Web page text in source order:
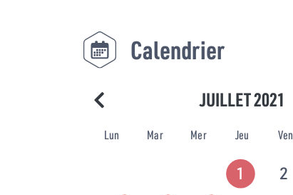
Calendrier
JUILLET 2021
Lun Mar Mer Jeu Ven
1 2